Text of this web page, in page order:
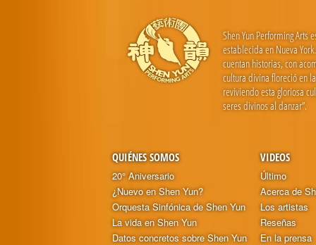
Shen Yun Performing
establecida en Nueva
cuentan historias, con
cultura divina floreció en
reviviendo esta gloriosa
seres divinos al danzar”.
QUIÉNES SOMOS
20° Aniversario
¿Nuevo en Shen Yun?
Orquesta Sinfónica de Shen Yun
La vida en Shen Yun
Datos concretos sobre Shen Yun
VIDEOS
Último
Acerca de
Los artistas
Reseñas
En la prensa